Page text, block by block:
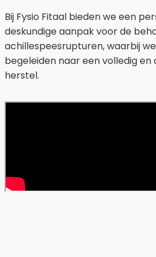
Bij Fysio Fitaal bieden we een
deskundige aanpak voor de
achillespeesrupturen, waarbij
begeleiden naar een volledig en
herstel.